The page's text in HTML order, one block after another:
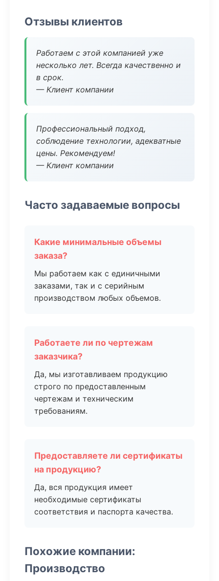
Отзывы клиентов
Работаем с этой компанией уже
несколько лет. Всегда качественно и
в срок.
— Клиент компании
Профессиональный подход,
соблюдение технологии, адекватные
цены. Рекомендуем!
— Клиент компании
Часто задаваемые вопросы
Какие минимальные объемы
заказа?
Мы работаем как с единичными
заказами, так и с серийным
производством любых объемов.
Работаете ли по чертежам
заказчика?
Да, мы изготавливаем продукцию
строго по предоставленным
чертежам и техническим
требованиям.
Предоставляете ли сертификаты
на продукцию?
Да, вся продукция имеет
необходимые сертификаты
соответствия и паспорта качества.
Похожие компании:
Производство